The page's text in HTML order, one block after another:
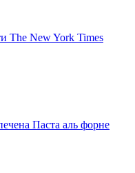
The New York Times
Паста аль форне